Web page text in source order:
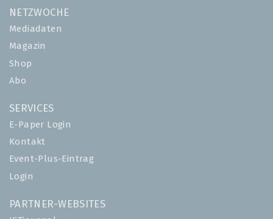
NETZWOCHE
Mediadaten
Magazin
Shop
Abo
SERVICES
E-Paper Login
Kontakt
Event-Plus-Eintrag
Login
PARTNER-WEBSITES